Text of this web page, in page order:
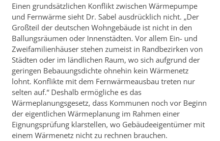
Einen grundsätzlichen Konflikt zwischen Wärmepumpe
und Fernwärme sieht Dr. Sabel ausdrücklich nicht. „Der
Großteil der deutschen Wohngebäude ist nicht in den
Ballungsräumen oder Innenstädten. Vor allem Ein- und
Zweifamilienhäuser stehen zumeist in Randbezirken von
Städten oder im ländlichen Raum, wo sich aufgrund der
geringen Bebauungsdichte ohnehin kein Wärmenetz
lohnt. Konflikte mit dem Fernwärmeausbau treten nur
selten auf.“ Deshalb ermögliche es das
Wärmeplanungsgesetz, dass Kommunen noch vor Beginn
der eigentlichen Wärmeplanung im Rahmen einer
Eignungsprüfung klarstellen, wo Gebäudeeigentümer mit
einem Wärmenetz nicht zu rechnen brauchen.